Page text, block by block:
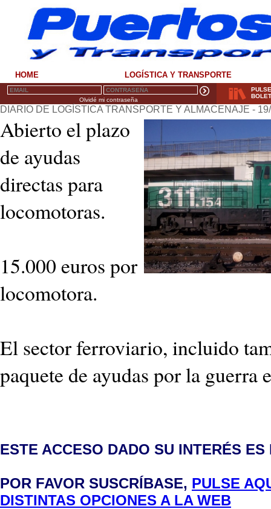
HOME LOGÍSTICA Y TRANSPORTE
Olvidé mi contraseña
DIARIO DE LOGÍSTICA TRANSPORTE Y ALMACENAJE -
Abierto el plazo
de ayudas
directas para
locomotoras.
15.000 euros por
locomotora.
El sector ferroviario, incluido
paquete de ayudas por la guerra
ESTE ACCESO DADO SU INTERÉS ES
POR FAVOR SUSCRÍBASE, PULSE
DISTINTAS OPCIONES A LA WEB